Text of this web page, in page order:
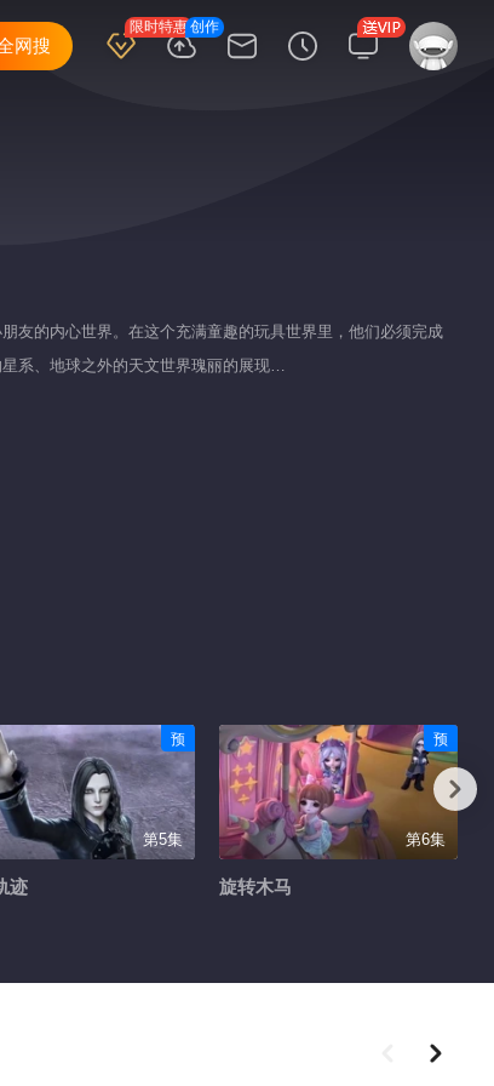
限时特惠创作
网搜
友的内心世界。在这个充满童趣的玩具世界里，他们必须完成
系、地球之外的天文世界瑰丽的展现…
预
第5集
迹
预
第6集
旋转木马